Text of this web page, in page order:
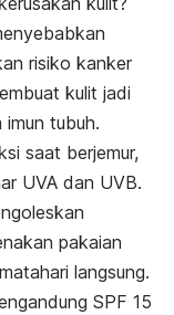
risiko kanker
kulit jadi
tubuh.
saat berjemur,
UVA dan UVB.
pakaian
langsung.
SPF 15